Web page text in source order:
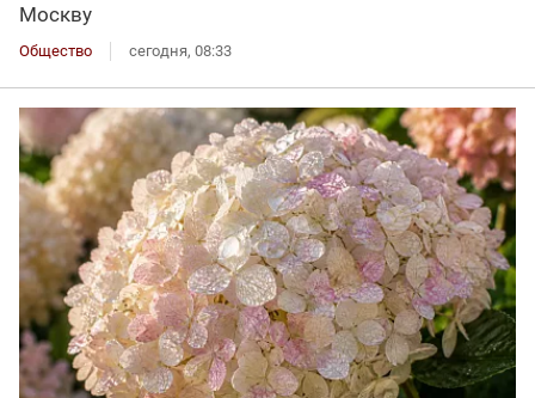
Москву
Общество сегодня, 08:33